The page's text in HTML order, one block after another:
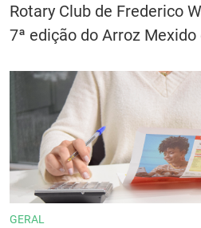
Rotary Club de Frederico
7ª edição do Arroz
GERAL